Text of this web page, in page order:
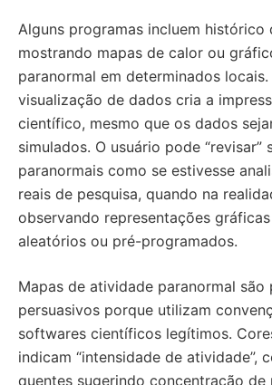
Alguns programas incluem histórico
mostrando mapas de calor ou
paranormal em determinados locais.
visualização de dados cria a
científico, mesmo que os dados
simulados. O usuário pode “revisar”
paranormais como se estivesse
reais de pesquisa, quando na
observando representações
aleatórios ou pré-programados.
Mapas de atividade paranormal são
persuasivos porque utilizam
softwares científicos legítimos.
indicam “intensidade de atividade”,
quentes sugerindo concentração de